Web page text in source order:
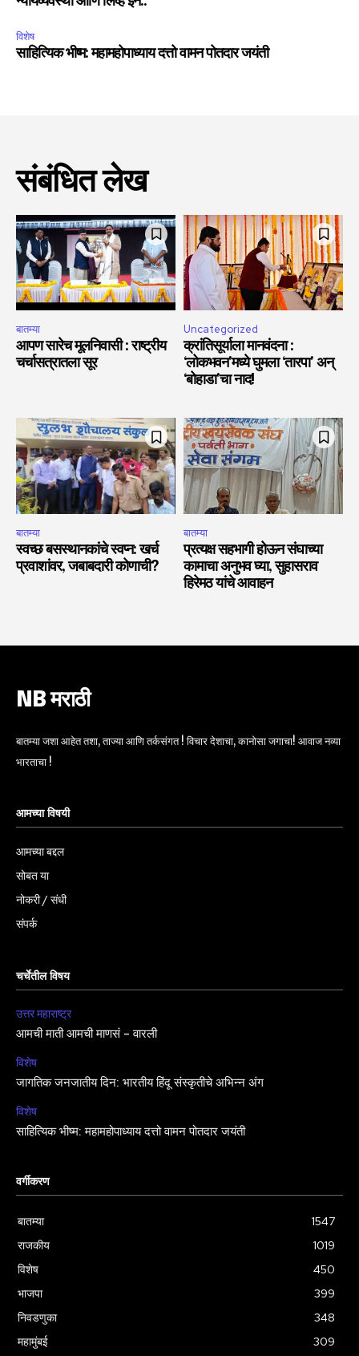
विशेष
साहित्यिक भीष्म: महामहोपाध्याय दत्तो वामन पोतदार जयंती
संबंधित लेख
बातम्या
आपण सारेच मूलनिवासी : राष्ट्रीय
चर्चासत्रातला सूर
Uncategorized
क्रांतिसूर्याला मानवंदना :
‘लोकभवन’मध्ये घुमला ‘तारपा’ अन्
‘बोहाडा’चा नाद!
बातम्या
स्वच्छ बसस्थानकांचे स्वप्न: खर्च
प्रवाशांवर, जबाबदारी कोणाची?
बातम्या
प्रत्यक्ष सहभागी होऊन संघाच्या
कामाचा अनुभव घ्या, सुहासराव
हिरेमठ यांचे आवाहन
NB मराठी
बातम्या जशा आहेत तशा, ताज्या आणि तर्कसंगत ! विचार देशाचा, कानोसा जगाचा! आवाज नव्या
भारताचा !
आमच्या विषयी
आमच्या बद्दल
सोबत या
नोकरी / संधी
संपर्क
चर्चेतील विषय
उत्तर महाराष्ट्र
आमची माती आमची माणसं – वारली
विशेष
जागतिक जनजातीय दिन: भारतीय हिंदू संस्कृतीचे अभिन्न अंग
विशेष
साहित्यिक भीष्म: महामहोपाध्याय दत्तो वामन पोतदार जयंती
वर्गीकरण
बातम्या
1547
राजकीय
1019
विशेष
450
भाजपा
399
निवडणुका
348
महामुंबई
309